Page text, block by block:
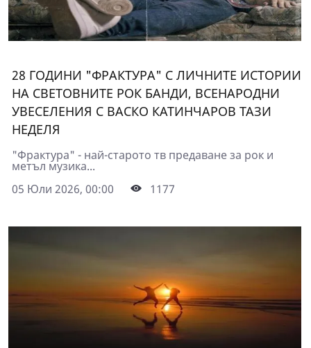
28 ГОДИНИ "ФРАКТУРА" С ЛИЧНИТЕ ИСТОРИИ
НА СВЕТОВНИТЕ РОК БАНДИ, ВСЕНАРОДНИ
УВЕСЕЛЕНИЯ С ВАСКО КАТИНЧАРОВ ТАЗИ
НЕДЕЛЯ
"Фрактура" - най-старото тв предаване за рок и
метъл музика...
05 Юли 2026, 00:00
1177